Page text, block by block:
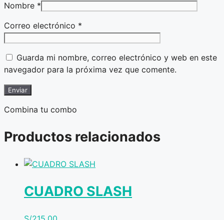
Nombre *
Correo electrónico *
Guarda mi nombre, correo electrónico y web en este
navegador para la próxima vez que comente.
Combina tu combo
Productos relacionados
CUADRO SLASH